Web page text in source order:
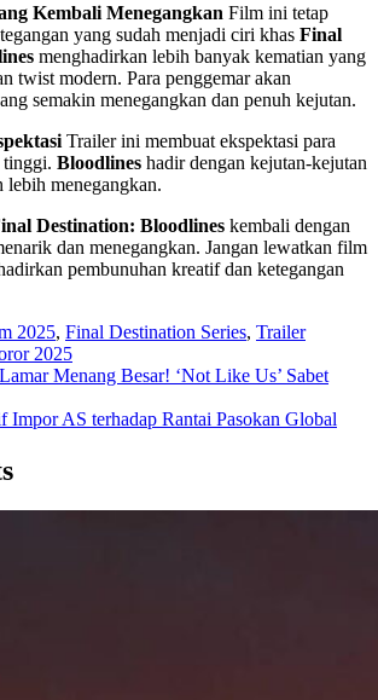
Kembali Menegangkan Film ini tetap
yang sudah menjadi ciri khas Final
menghadirkan lebih banyak kematian yang
twist modern. Para penggemar akan
semakin menegangkan dan penuh kejutan.
Trailer ini membuat ekspektasi para
tinggi. Bloodlines hadir dengan kejutan-kejutan
lebih menegangkan.
Destination: Bloodlines kembali dengan
dan menegangkan. Jangan lewatkan film
pembunuhan kreatif dan ketegangan
2025, Final Destination Series, Trailer
2025
Menang Besar! ‘Not Like Us’ Sabet
Impor AS terhadap Rantai Pasokan Global